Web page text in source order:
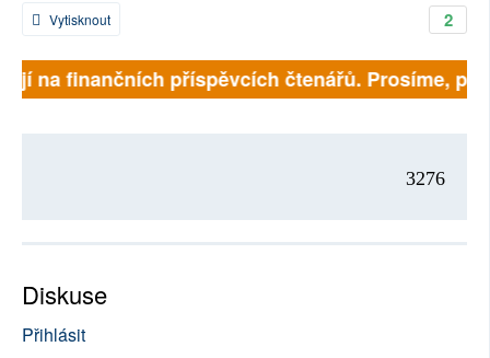
2
Vytisknout
finančních příspěvcích čtenářů. Prosíme,
3276
Diskuse
Přihlásit